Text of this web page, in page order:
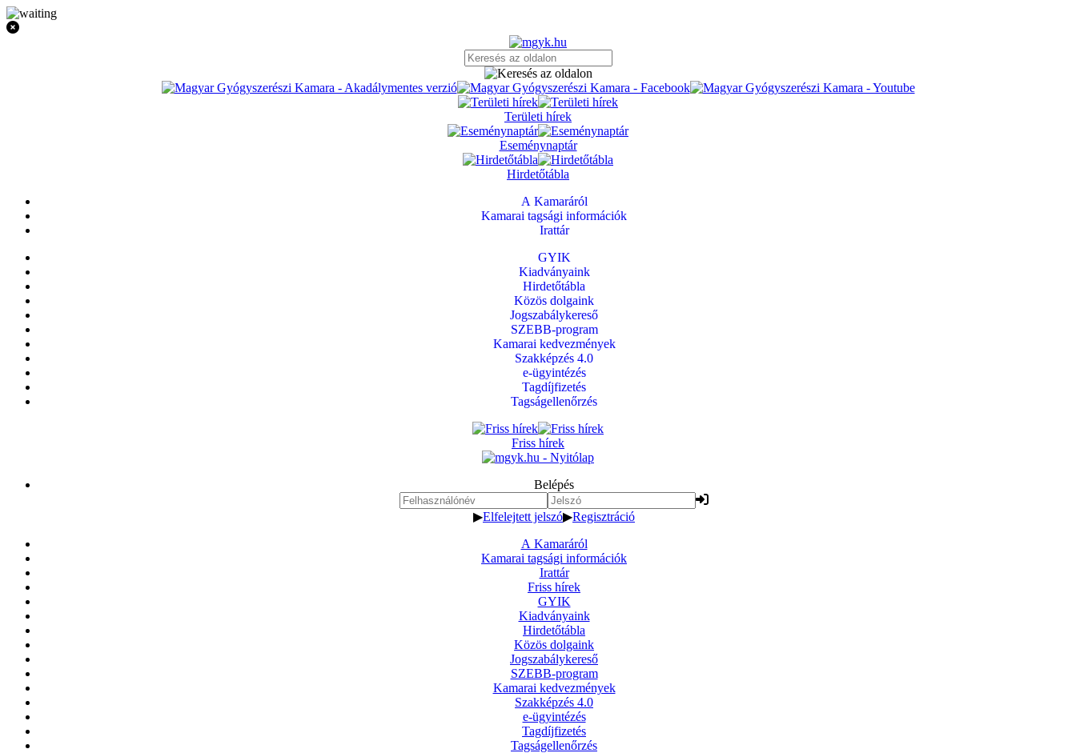
Területi hírek
Eseménynaptár
Hirdetőtábla
A Kamaráról
Kamarai tagsági információk
Irattár
GYIK
Kiadványaink
Hirdetőtábla
Közös dolgaink
Jogszabálykereső
SZEBB-program
Kamarai kedvezmények
Szakképzés 4.0
e-ügyintézés
Tagdíjfizetés
Tagságellenőrzés
Friss hírek
Belépés
▶Elfelejtett jelszó▶Regisztráció
A Kamaráról
Kamarai tagsági információk
Irattár
Friss hírek
GYIK
Kiadványaink
Hirdetőtábla
Közös dolgaink
Jogszabálykereső
SZEBB-program
Kamarai kedvezmények
Szakképzés 4.0
e-ügyintézés
Tagdíjfizetés
Tagságellenőrzés